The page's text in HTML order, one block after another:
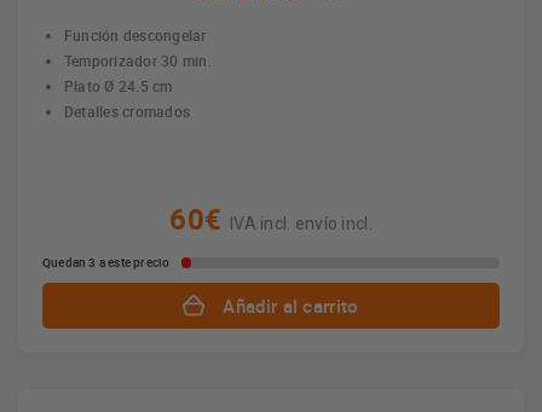
Función descongelar
Temporizador 30 min.
Plato Ø 24.5 cm
Detalles cromados
60€ IVA incl. envío incl.
Quedan 3 a este precio
Añadir al carrito